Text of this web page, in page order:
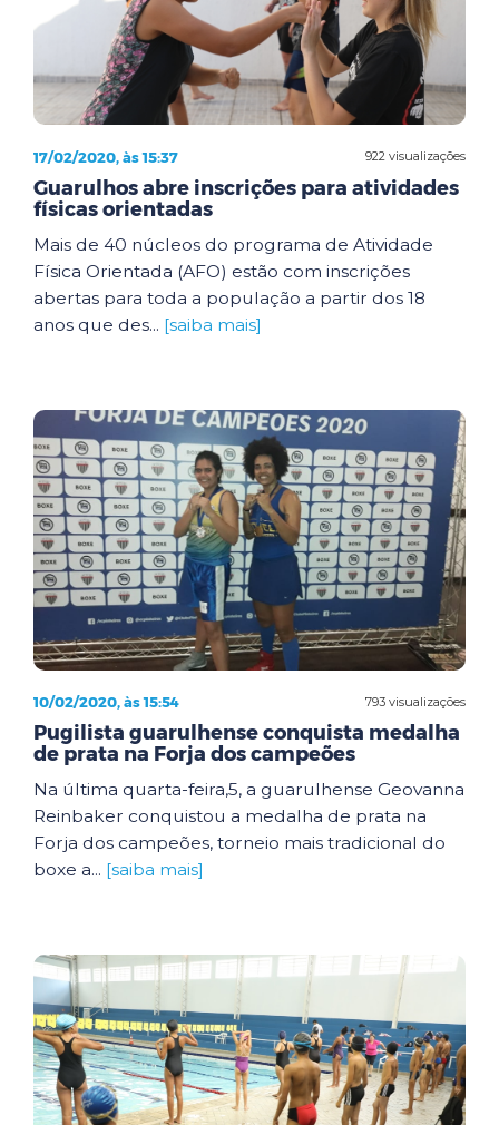
922 visualizações
17/02/2020, às 15:37
Guarulhos abre inscrições para atividades
físicas orientadas
Mais de 40 núcleos do programa de Atividade
Física Orientada (AFO) estão com inscrições
abertas para toda a população a partir dos 18
anos que des... [saiba mais]
793 visualizações
10/02/2020, às 15:54
Pugilista guarulhense conquista medalha
de prata na Forja dos campeões
Na última quarta-feira,5, a guarulhense Geovanna
Reinbaker conquistou a medalha de prata na
Forja dos campeões, torneio mais tradicional do
boxe a... [saiba mais]